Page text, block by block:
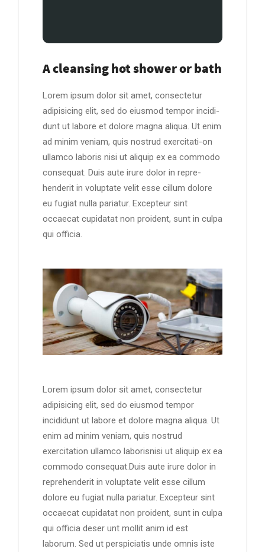
A cleansing hot shower or bath
Lorem ipsum dolor sit amet, consectetur
adipisicing elit, sed do eiusmod tempor incidi-
dunt ut labore et dolore magna aliqua. Ut enim
ad minim veniam, quis nostrud exercitati-on
ullamco laboris nisi ut aliquip ex ea commodo
consequat. Duis aute irure dolor in repre-
henderit in voluptate velit esse cillum dolore
eu fugiat nulla pariatur. Excepteur sint
occaecat cupidatat non proident, sunt in culpa
qui officia.
Lorem ipsum dolor sit amet, consectetur
adipisicing elit, sed do eiusmod tempor
incididunt ut labore et dolore magna aliqua. Ut
enim ad minim veniam, quis nostrud
exercitation ullamco laborisnisi ut aliquip ex ea
commodo consequat.Duis aute irure dolor in
reprehenderit in voluptate velit esse cillum
dolore eu fugiat nulla pariatur. Excepteur sint
occaecat cupidatat non proident, sunt in culpa
qui officia deser unt mollit anim id est
laborum. Sed ut perspiciatis unde omnis iste